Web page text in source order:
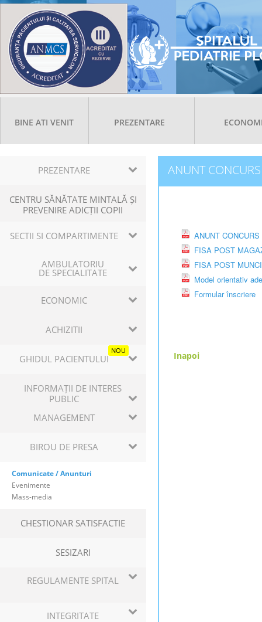
BINE ATI VENIT PREZENTARE
PREZENTARE
CENTRU SĂNĂTATE MINTALĂ ȘI
PREVENIRE ADICȚII COPII
SECTII SI COMPARTIMENTE
AMBULATORIU
DE SPECIALITATE
ECONOMIC
ACHIZITII
GHIDUL PACIENTULUI
NOU
INFORMAȚII DE INTERES
PUBLIC
MANAGEMENT
BIROU DE PRESA
Comunicate / Anunturi
Evenimente
Mass-media
CHESTIONAR SATISFACTIE
SESIZARI
REGULAMENTE SPITAL
INTEGRITATE
ANUNT
ANUNT
FISA POST
FISA POST
Model orientativ
Formular înscriere
Inapoi